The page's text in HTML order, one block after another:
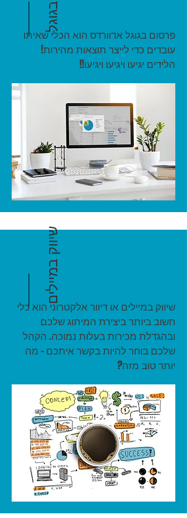
פרסום בגוגל אדוורדס הוא הכלי שאיתו
עובדים כדי לייצר תוצאות מהירות!
הלידים יגיעו ויגיעו ויגיעו!!
שיווק במיילים
שיווק במיילים או דיוור אלקטרוני הוא כלי
חשוב ביותר ביצירת המיתוג שלכם
ובהגדלת מכירות בעלות נמוכה. הקהל
שלכם בוחר להיות בקשר איתכם - מה
יותר טוב מזה?